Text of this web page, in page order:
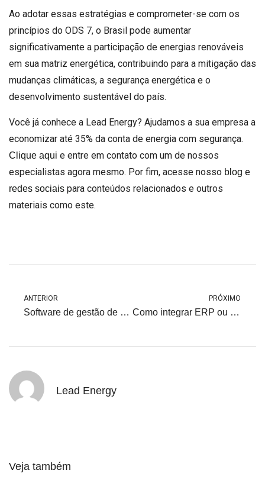
Ao adotar essas estratégias e comprometer-se com os
princípios do ODS 7, o Brasil pode aumentar
significativamente a participação de energias renováveis
em sua matriz energética, contribuindo para a mitigação das
mudanças climáticas, a segurança energética e o
desenvolvimento sustentável do país.
Você já conhece a Lead Energy? Ajudamos a sua empresa a
economizar até 35% da conta de energia com segurança.
Clique aqui e entre em contato com um de nossos
especialistas agora mesmo. Por fim, acesse nosso blog e
redes sociais para conteúdos relacionados e outros
materiais como este.
ANTERIOR
Software de gestão de energia: Como escolher?
PRÓXIMO
Como integrar ERP ou BI à gestão de contratos de energia
Lead Energy
Veja também